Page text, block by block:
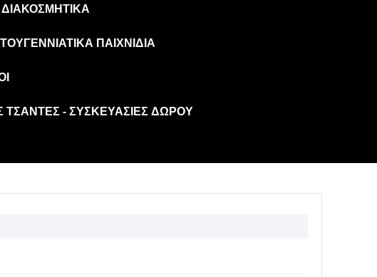
ΠΑΙΧΝΊΔΙΑ
ΤΣΆΝΤΕΣ - ΣΥΣΚΕΥΑΣΊΕΣ ΔΏΡΟΥ